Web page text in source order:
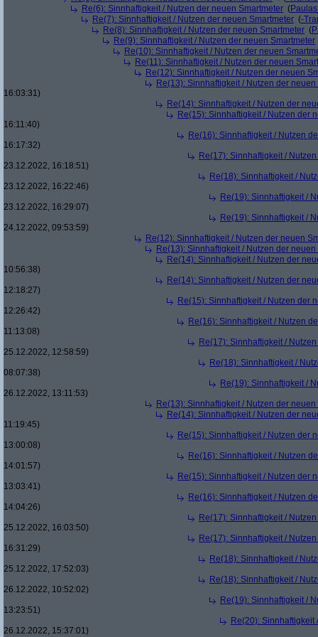
Re(6): Sinnhaftigkeit / Nutzen der neuen Smartmeter (
Re(7): Sinnhaftigkeit / Nutzen der neuen Smartmeter (-
Re(8): Sinnhaftigkeit / Nutzen der neuen Smartmeter (
Re(9): Sinnhaftigkeit / Nutzen der neuen Smartmeter
Re(10): Sinnhaftigkeit / Nutzen der neuen
Re(11): Sinnhaftigkeit / Nutzen der neuen
Re(12): Sinnhaftigkeit / Nutzen der neuen
Re(13): Sinnhaftigkeit / Nutzen der neuen
16:03:31)
Re(14): Sinnhaftigkeit / Nutzen der
Re(15): Sinnhaftigkeit / Nutzen der
16:11:40)
Re(16): Sinnhaftigkeit / Nutzen
16:17:32)
Re(17): Sinnhaftigkeit /
23.12.2022, 16:18:51)
Re(18): Sinnhaftigkeit /
23.12.2022, 16:22:46)
Re(19): Sinnhaftigkeit /
23.12.2022, 16:29:07)
Re(19): Sinnhaftigkeit /
24.12.2022, 09:53:59)
Re(12): Sinnhaftigkeit / Nutzen der neuen
Re(13): Sinnhaftigkeit / Nutzen der neuen
Re(14): Sinnhaftigkeit / Nutzen der
10:56:38)
Re(14): Sinnhaftigkeit / Nutzen der
12:18:27)
Re(15): Sinnhaftigkeit / Nutzen der
12:26:42)
Re(16): Sinnhaftigkeit / Nutzen
11:13:08)
Re(17): Sinnhaftigkeit /
25.12.2022, 12:58:59)
Re(18): Sinnhaftigkeit /
08:07:38)
Re(19): Sinnhaftigkeit /
26.12.2022, 13:11:53)
Re(13): Sinnhaftigkeit / Nutzen der neuen
Re(14): Sinnhaftigkeit / Nutzen der
11:19:45)
Re(15): Sinnhaftigkeit / Nutzen der
13:00:08)
Re(16): Sinnhaftigkeit / Nutzen
14:01:57)
Re(15): Sinnhaftigkeit / Nutzen der
13:03:41)
Re(16): Sinnhaftigkeit / Nutzen
14:04:26)
Re(17): Sinnhaftigkeit /
25.12.2022, 16:03:50)
Re(17): Sinnhaftigkeit /
16:31:29)
Re(18): Sinnhaftigkeit /
25.12.2022, 17:52:03)
Re(18): Sinnhaftigkeit /
26.12.2022, 10:52:02)
Re(19): Sinnhaftigkeit /
13:23:51)
Re(20): Sinnhaftigkeit
26.12.2022, 15:37:01)